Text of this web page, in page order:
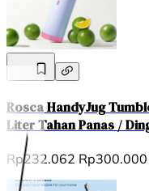
Rosca HandyJug
Liter Tahan Panas /
Rp232.062 Rp300.000